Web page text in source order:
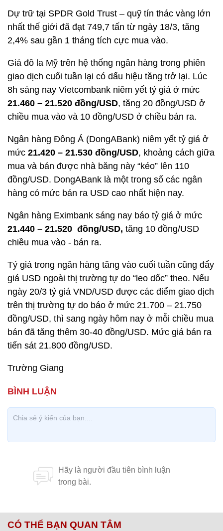
Dự trữ tại SPDR Gold Trust – quỹ tín thác vàng lớn
nhất thế giới đã đạt 749,7 tấn từ ngày 18/3, tăng
2,4% sau gần 1 tháng tích cực mua vào.
Giá đô la Mỹ trên hệ thống ngân hàng trong phiên
giao dịch cuối tuần lại có dấu hiệu tăng trở lại. Lúc
8h sáng nay Vietcombank niêm yết tỷ giá ở mức
21.460 – 21.520 đồng/USD, tăng 20 đồng/USD ở
chiều mua vào và 10 đồng/USD ở chiều bán ra.
Ngân hàng Đông Á (DongABank) niêm yết tỷ giá ở
mức 21.420 – 21.530 đồng/USD, khoảng cách giữa
mua và bán được nhà băng này “kéo” lên 110
đồng/USD. DongABank là một trong số các ngân
hàng có mức bán ra USD cao nhất hiện nay.
Ngân hàng Eximbank sáng nay báo tỷ giá ở mức
21.440 – 21.520 đồng/USD, tăng 10 đồng/USD
chiều mua vào - bán ra.
Tỷ giá trong ngân hàng tăng vào cuối tuần cũng đẩy
giá USD ngoài thị trường tự do “leo dốc” theo. Nếu
ngày 20/3 tỷ giá VND/USD được các điểm giao dịch
trên thị trường tự do báo ở mức 21.700 – 21.750
đồng/USD, thì sang ngày hôm nay ở mỗi chiều mua
bán đã tăng thêm 30-40 đồng/USD. Mức giá bán ra
tiến sát 21.800 đồng/USD.
Trường Giang
CÓ THỂ BẠN QUAN TÂM